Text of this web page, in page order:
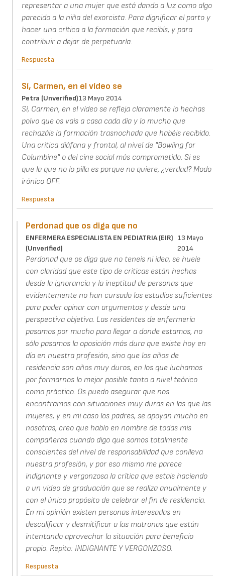
representar a una mujer que está dando a luz como algo
parecido a la niña del exorcista. Para dignificar el parto y
hacer una crítica a la formación que recibís, y para
contribuir a dejar de perpetuarla.
Respuesta
Sí, Carmen, en el vídeo se
Petra (unverified)13 Mayo 2014
Sí, Carmen, en el vídeo se refleja claramente lo hechas
polvo que os vais a casa cada día y lo mucho que
rechazáis la formación trasnochada que habéis recibido.
Una crítica diáfana y frontal, al nivel de "Bowling for
Columbine" o del cine social más comprometido. Si es
que la que no lo pilla es porque no quiere, ¿verdad? Modo
irónico OFF.
Respuesta
Perdonad que os diga que no
ENFERMERA ESPECIALISTA EN PEDIATRIA (EIR)
(unverified)
13 Mayo
2014
Perdonad que os diga que no teneis ni idea, se huele
con claridad que este tipo de críticas están hechas
desde la ignorancia y la ineptitud de personas que
evidentemente no han cursado los estudios suficientes
para poder opinar con argumentos y desde una
perspectiva objetiva. Las residentes de enfermería
pasamos por mucho para llegar a donde estamos, no
sólo pasamos la oposición más dura que existe hoy en
día en nuestra profesión, sino que los años de
residencia son años muy duros, en los que luchamos
por formarnos lo mejor posible tanto a nivel teórico
como práctico. Os puedo asegurar que nos
encontramos con situaciones muy duras en las que las
mujeres, y en mi caso los padres, se apoyan mucho en
nosotras, creo que hablo en nombre de todas mis
compañeras cuando digo que somos totalmente
conscientes del nivel de responsabilidad que conlleva
nuestra profesión, y por eso mismo me parece
indignante y vergonzosa la crítica que estais haciendo
a un video de graduación que se realiza anualmente y
con el único propósito de celebrar el fin de residencia.
En mi opinión existen personas interesadas en
descalificar y desmitificar a las matronas que están
intentando aprovechar la situación para beneficio
propio. Repito: INDIGNANTE Y VERGONZOSO.
Respuesta